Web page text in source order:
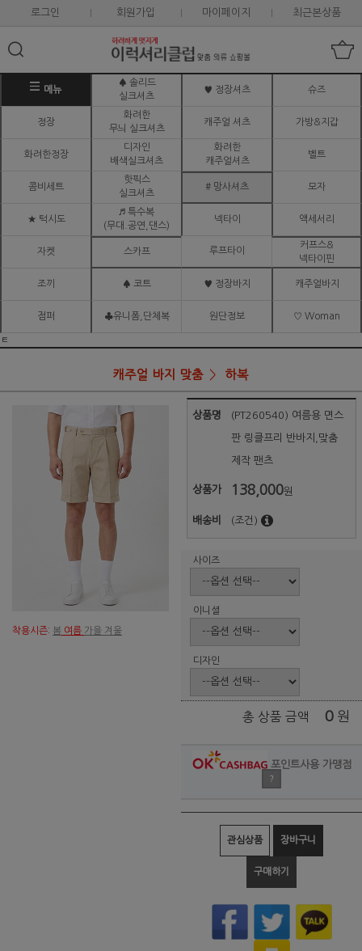
로그인 회원가입 마이페이지 최근본상품
메뉴
♠ 솔리드
실크셔츠
♥ 정장셔츠 슈즈
정장
화려한
무늬 실크셔츠
캐주얼 셔츠 가방&지갑
화려한정장
디자인
배색실크셔츠
화려한
캐주얼셔츠
벨트
콤비세트
핫픽스
실크셔츠
# 망사셔츠 모자
★ 턱시도
♬ 특수복
(무대.공연,댄스)
넥타이 액세서리
자켓 스카프 루프타이
커프스&
넥타이핀
조끼 ♠ 코트 ♥ 정장바지 캐주얼바지
점퍼 ♣유니폼,단체복 원단정보 ♡ Woman
ㅌ
캐주얼 바지 맞춤 하복
착용시즌: 봄 여름 가을 겨울
상품명 (PT260540) 여름용 면스
판 링클프리 반바지,맞춤
제작 팬츠
상품가 138,000원
배송비 (조건)
사이즈
이니셜
디자인
총 상품 금액 0 원
포인트사용 가맹점
?
관심상품 장바구니
구매하기